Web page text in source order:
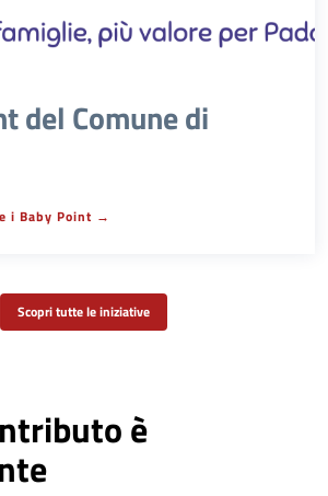
del Comune di
i Baby Point
Scopri tutte le iniziative
è